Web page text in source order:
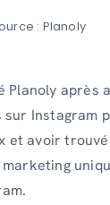
: Planoly
Planoly après
sur Instagram
et avoir